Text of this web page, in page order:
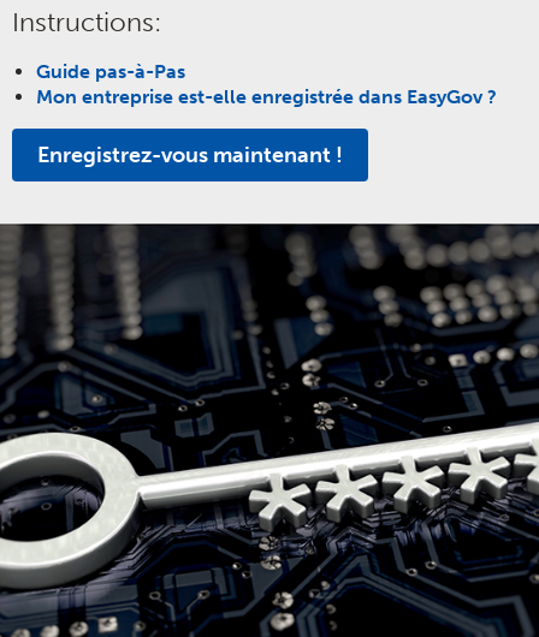
Instructions:
Guide pas-à-Pas
Mon entreprise est-elle enregistrée dans EasyGov ?
Enregistrez-vous maintenant !